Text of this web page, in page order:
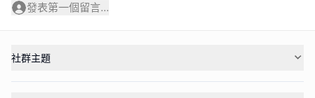
發表第一個留言...
社群主題